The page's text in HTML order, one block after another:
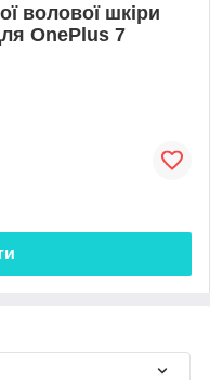
волової шкіри
OnePlus 7